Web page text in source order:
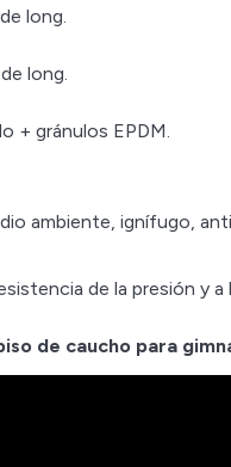
long.
long.
+ gránulos EPDM.
ambiente, ignífugo,
de la presión y a
de caucho para